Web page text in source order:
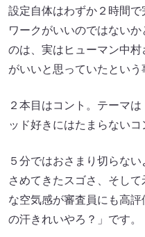
設定自体はわずか２時間
ワークがいいのではない
のは、実はヒューマン中
がいいと思っていたという
２本目はコント。テーマ
ッド好きにはたまらないコ
５分ではおさまり切らな
さめてきたスゴさ、そし
な空気感が審査員にも高
の汗きれいやろ？」です。